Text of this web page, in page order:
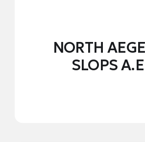
NORTH
SLOPS